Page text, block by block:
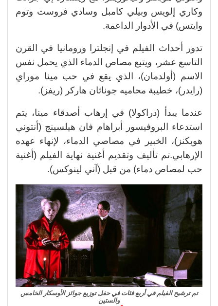
وكاري إلويس وبيلي كامبل وسادي فروست وتوم
وايتس) في الأدوار الداعمة.
تدور أحداث الفيلم في إنجلترا ورومانيا في القرن
التاسع عشر، ويتبع مصاص الدماء الذي يحمل نفس
الاسم (أولدمان)، الذي يقع في حب مينا موراي
(رايدر)، خطيبة محاميه جوناثان هاركر (ريفز).
عندما يبدأ (دراكولا) في إرهاب أصدقاء مينا، يتم
استدعاء البروفيسور أبراهام فان هيلسينج (أنتوني
هوبكنز)، الخبير في مصاصي الدماء، لإنهاء عهده
الإرهابي.تم تأليف وتقديم أغنية نهاية الفيلم (أغنية
حب لمصاص دماء) من قبل (آني لينوكس).
تم ترشيح الفيلم في أربع فئات في حفل توزيع جوائز الأوسكار الخامس
والستين